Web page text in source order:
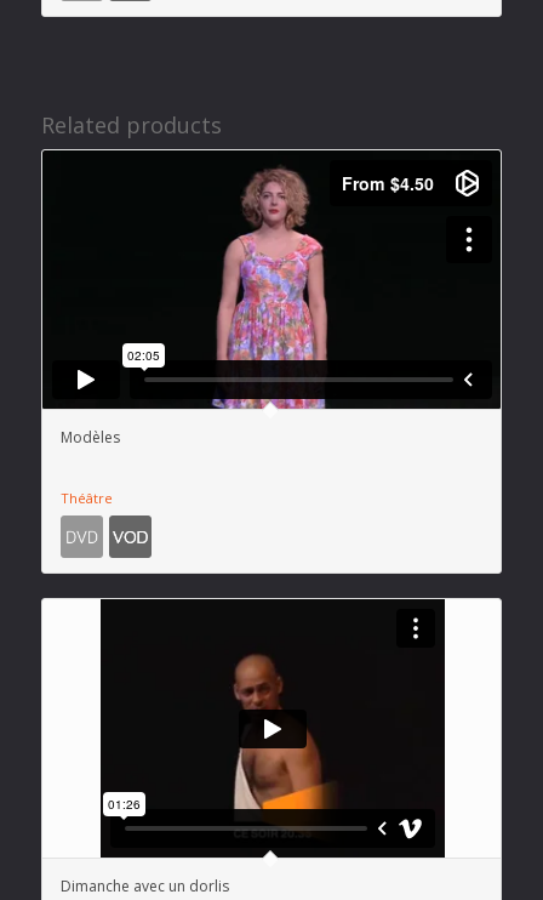
Related products
Modèles
Théâtre
Dimanche avec un dorlis